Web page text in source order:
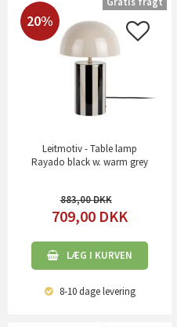
20%
Leitmotiv - Table lamp
Rayado black w. warm grey
883,00
709,00 DKK
LÆG I KURVEN
8-10 dagelevering